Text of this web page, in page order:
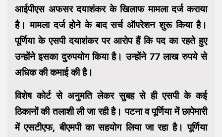
आईपीएस अफसर दयाशंकर के खिलाफ मामला दर्ज कराया
है। मामला दर्ज होने के बाद सर्च ऑपरेशन शुरू किया है।
पूर्णिया के एसपी दयाशंकर पर आरोप हैं कि पद का रहते हुए
उन्‍होंने इसका दुरुपयोग किया है। उन्‍होंने 77 लाख रुपये से
अधिक की कमाई की है।
विशेष कोर्ट से अनुमति लेकर सुबह से ही एसपी के कई
ठिकानों की तलाशी ली जा रही है। पटना व पूर्णिया में छापेमारी
में एसटीएफ, बीएमपी का सहयोग लिया जा रहा है। पूर्णिया